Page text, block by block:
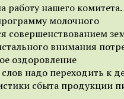
работу нашего комитета.
молочного
совершенствованием
внимания
оздоровление
надо переходить к
сбыта продукции